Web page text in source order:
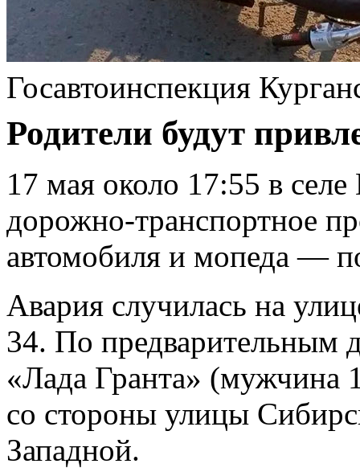
Госавтоинспекция
Родители будут
17 мая около 17:55 в
дорожно‑транспортное
автомобиля и мопеда —
Авария случилась на
34. По предварительным
«Лада Гранта» (мужчина
со стороны улицы
Западной.